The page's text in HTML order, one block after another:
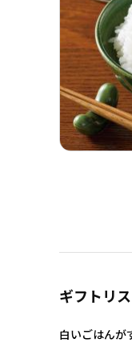
ギフトリ
白いごはんが